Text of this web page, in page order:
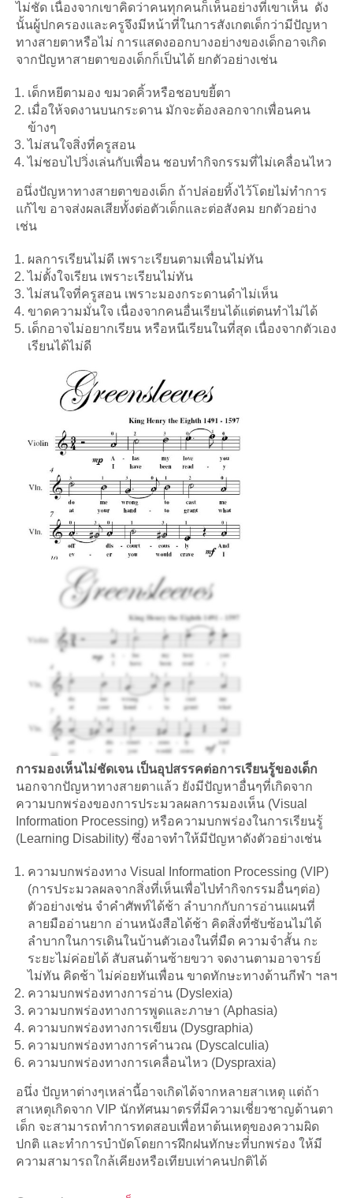
ไม่ชัด เนื่องจากเขาคิดว่าคนทุกคนก็เห็นอย่างที่เขาเห็น ดัง
นั้นผู้ปกครองและครูจึงมีหน้าที่ในการสังเกตเด็กว่ามีปัญหา
ทางสายตาหรือไม่ การแสดงออกบางอย่างของเด็กอาจเกิด
จากปัญหาสายตาของเด็กก็เป็นได้ ยกตัวอย่างเช่น
เด็กหยีตามอง ขมวดคิ้วหรือชอบขยี้ตา
เมื่อให้จดงานบนกระดาน มักจะต้องลอกจากเพื่อนคน
ข้างๆ
ไม่สนใจสิ่งที่ครูสอน
ไม่ชอบไปวิ่งเล่นกับเพื่อน ชอบทำกิจกรรมที่ไม่เคลื่อนไหว
อนึ่งปัญหาทางสายตาของเด็ก ถ้าปล่อยทิ้งไว้โดยไม่ทำการ
แก้ไข อาจส่งผลเสียทั้งต่อตัวเด็กและต่อสังคม ยกตัวอย่าง
เช่น
ผลการเรียนไม่ดี เพราะเรียนตามเพื่อนไม่ทัน
ไม่ตั้งใจเรียน เพราะเรียนไม่ทัน
ไม่สนใจที่ครูสอน เพราะมองกระดานดำไม่เห็น
ขาดความมั่นใจ เนื่องจากคนอื่นเรียนได้แต่ตนทำไม่ได้
เด็กอาจไม่อยากเรียน หรือหนีเรียนในที่สุด เนื่องจากตัวเอง
เรียนได้ไม่ดี
การมองเห็นไม่ชัดเจน เป็นอุปสรรคต่อการเรียนรู้ของเด็ก
นอกจากปัญหาทางสายตาแล้ว ยังมีปัญหาอื่นๆที่เกิดจาก
ความบกพร่องของการประมวลผลการมองเห็น (Visual
Information Processing) หรือความบกพร่องในการเรียนรู้
(Learning Disability) ซึ่งอาจทำให้มีปัญหาดังตัวอย่างเช่น
ความบกพร่องทาง Visual Information Processing (VIP)
(การประมวลผลจากสิ่งที่เห็นเพื่อไปทำกิจกรรมอื่นๆต่อ)
ตัวอย่างเช่น จำคำศัพท์ได้ช้า ลำบากกับการอ่านแผนที่
ลายมืออ่านยาก อ่านหนังสือได้ช้า คิดสิ่งที่ซับซ้อนไม่ได้
ลำบากในการเดินในบ้านตัวเองในที่มืด ความจำสั้น กะ
ระยะไม่ค่อยได้ สับสนด้านซ้ายขวา จดงานตามอาจารย์
ไม่ทัน คิดช้า ไม่ค่อยทันเพื่อน ขาดทักษะทางด้านกีฬา ฯลฯ
ความบกพร่องทางการอ่าน (Dyslexia)
ความบกพร่องทางการพูดและภาษา (Aphasia)
ความบกพร่องทางการเขียน (Dysgraphia)
ความบกพร่องทางการคำนวณ (Dyscalculia)
ความบกพร่องทางการเคลื่อนไหว (Dyspraxia)
อนึ่ง ปัญหาต่างๆเหล่านี้อาจเกิดได้จากหลายสาเหตุ แต่ถ้า
สาเหตุเกิดจาก VIP นักทัศนมาตรที่มีความเชี่ยวชาญด้านตา
เด็ก จะสามารถทำการทดสอบเพื่อหาต้นเหตุของความผิด
ปกติ และทำการบำบัดโดยการฝึกฝนทักษะที่บกพร่อง ให้มี
ความสามารถใกล้เคียงหรือเทียบเท่าคนปกติได้